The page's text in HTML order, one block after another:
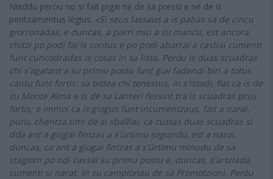
Nieddu peròu no si fait pigai nè de sa pressi e nè de is
pentzamentus lègius. «Si seus lassaus a is pabas sa de cincu
giorronadas, e duncas, a parri miu a su mancu, est ancora
chitzi po podi fai is contus e po podi abarrai a castiai cumenti
funt cuncodradas is cosas in sa lista. Peròu is duas scuadras
chi s'agatant a su primu postu funt giai fadendi biri a totus
cantu funt fortis: sa bidea chi tenestus, in s'istadi, fiat ca is de
su Monte Alma e is de sa Lanteri fessint tra is scuadras prus
fortis; e immoi ca is giogus funt incumentzaus, fait a narai,
puru, chentza timi de si sballiai, ca custas duas scuadras si
dda ant a giogai fintzas a s'ùrtimu segundu; est a narai,
duncas, ca ant a giogai fintzas a s'ùrtimu minudu de sa
stagioni po ndi cassai su primu postu e, duncas, s'artziada,
cumenti si narat, in su campionau de sa Promotzioni. Peròu